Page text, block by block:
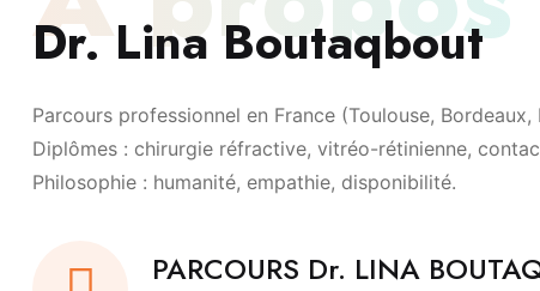
Dr. Lina Boutaqbout
Parcours professionnel en France (Toulouse,
Diplômes : chirurgie réfractive, vitréo-rétinienne,
Philosophie : humanité, empathie, disponibilité.
PARCOURS Dr. LINA